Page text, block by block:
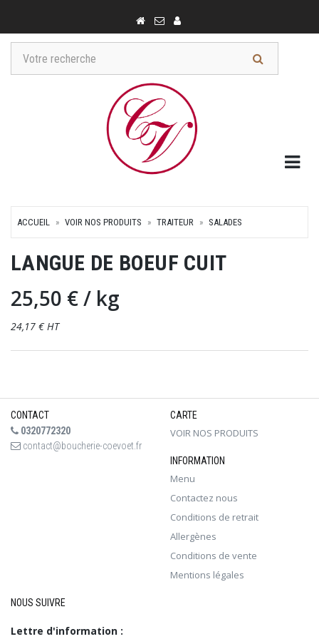
ACCUEIL VOIR NOS PRODUITS TRAITEUR SALADES
LANGUE DE BOEUF CUIT
25,50 €/ kg
24,17 € HT
CONTACT
0320772320
contact@boucherie-coevoet.fr
CARTE
VOIR NOS PRODUITS
INFORMATION
Menu
Contactez nous
Conditions de retrait
Allergènes
Conditions de vente
Mentions légales
NOUS SUIVRE
Lettre d'information :